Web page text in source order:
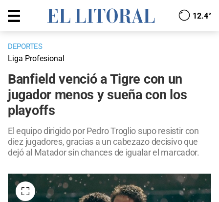
12.4°
DEPORTES
Liga Profesional
Banfield venció a Tigre con un
jugador menos y sueña con los
playoffs
El equipo dirigido por Pedro Troglio supo resistir con
diez jugadores, gracias a un cabezazo decisivo que
dejó al Matador sin chances de igualar el marcador.